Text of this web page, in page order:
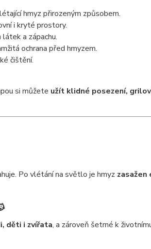
hmyz přirozeným způsobem.
i kryté prostory.
látek a zápachu.
ochrana před hmyzem.
čištění.
si můžete užít klidné posezení,
Po vlétání na světlo je hmyz zasažen
děti i zvířata, a zároveň šetrné k